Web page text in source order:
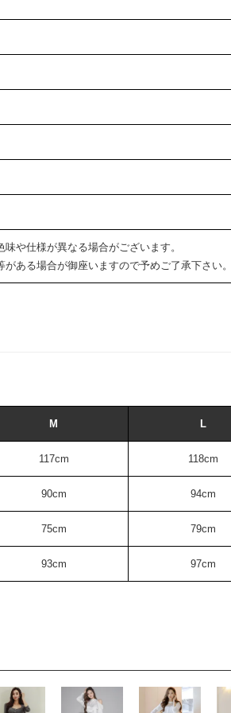
や仕様が異なる場合がございます。
がある場合が御座いますので予めご了承下さい
M L
117cm 118cm
90cm 94cm
75cm 79cm
93cm 97cm